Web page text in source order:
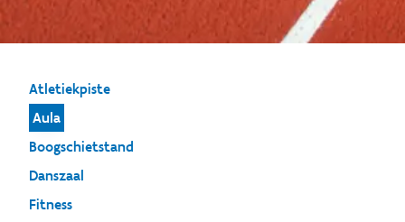
Atletiekpiste
Aula
Boogschietstand
Danszaal
Fitness